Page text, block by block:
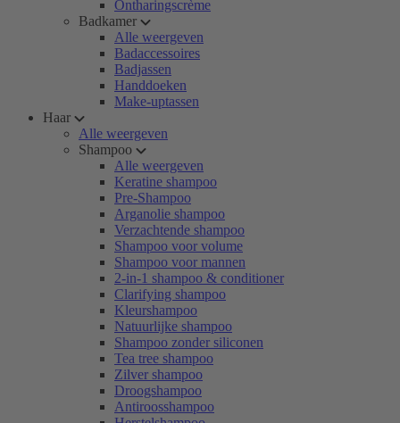
Ontharingscrème
Badkamer
Alle weergeven
Badaccessoires
Badjassen
Handdoeken
Make-uptassen
Haar
Alle weergeven
Shampoo
Alle weergeven
Keratine shampoo
Pre-Shampoo
Arganolie shampoo
Verzachtende shampoo
Shampoo voor volume
Shampoo voor mannen
2-in-1 shampoo & conditioner
Clarifying shampoo
Kleurshampoo
Natuurlijke shampoo
Shampoo zonder siliconen
Tea tree shampoo
Zilver shampoo
Droogshampoo
Antiroosshampoo